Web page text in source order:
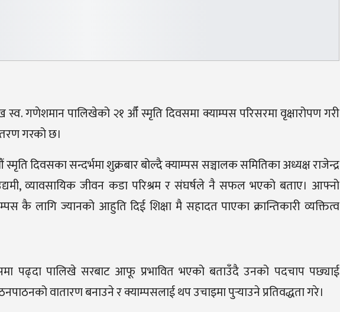
गणेशमान पालिखेको २१ औँ स्मृति दिवसमा क्याम्पस परिसरमा वृक्षारोपण गरी
गरको छ।
दिवसका सन्दर्भमा शुक्रबार बोल्दै क्याम्पस सञ्चालक समितिका अध्यक्ष राजेन्द्र
व्यावसायिक जीवन कडा परिश्रम र संघर्षले नै सफल भएको बताए। आफ्नो
लागि ज्यानको आहुति दिई शिक्षा मै सहादत पाएका क्रान्तिकारी व्यक्तित्व
पढ्दा पालिखे सरबाट आफू प्रभावित भएको बताउँदै उनको पदचाप पछ्याई
वातारण बनाउने र क्याम्पसलाई थप उचाइमा पुर्‍याउने प्रतिवद्धता गरे।